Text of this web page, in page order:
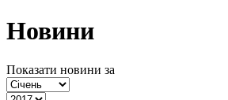
Новини
Показати новини за